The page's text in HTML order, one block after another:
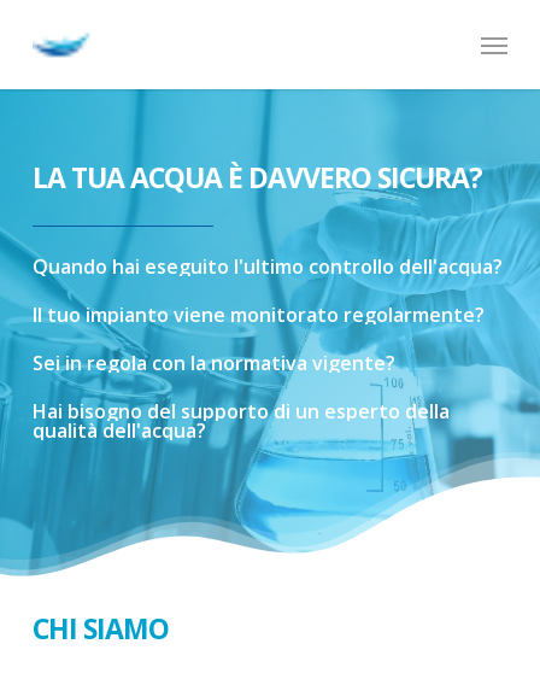
Menu
LA TUA ACQUA È DAVVERO SICURA?
Quando hai eseguito l'ultimo controllo dell'acqua?
Il tuoimpianto viene monitorato regolarmente?
Seiinregola con lanormativa vigente?
Hai bisognodel supportodi un esperto della
qualitàdell'acqua?
CHI SIAMO